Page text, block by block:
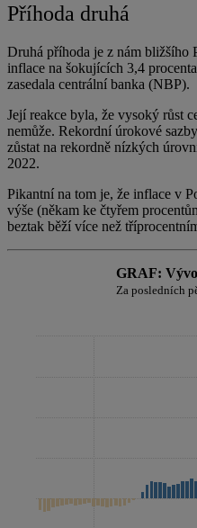
Příhoda druhá
Druhá příhoda je z nám bližšího
inflace na šokujících 3,4
zasedala centrální banka (NBP).
Její reakce byla, že vysoký růst
nemůže. Rekordní úrokové
zůstat na rekordně nízkých
2022.
Pikantní na tom je, že inflace v
výše (někam ke čtyřem
beztak běží více než
GRAF:
Za posledních